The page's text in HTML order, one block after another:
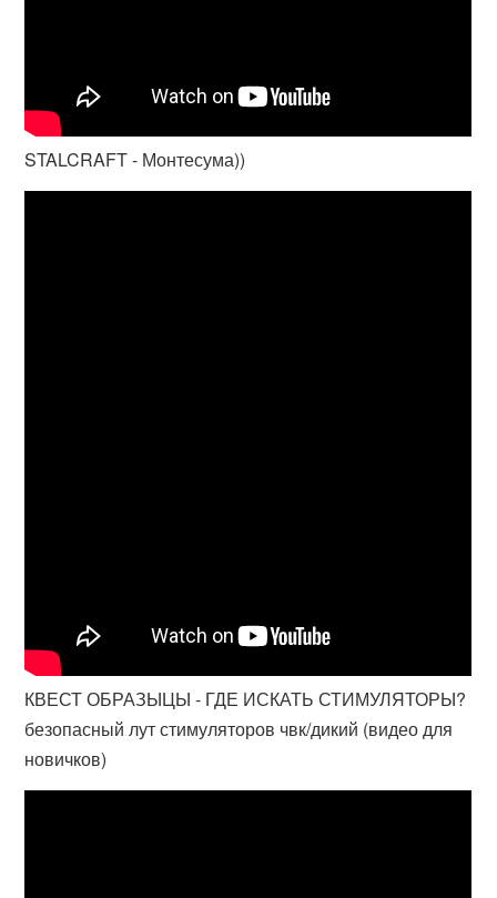
STALCRAFT - Монтесума))
КВЕСТ ОБРАЗЫЦЫ - ГДЕ ИСКАТЬ СТИМУЛЯТОРЫ?
безопасный лут стимуляторов чвк/дикий (видео для
новичков)